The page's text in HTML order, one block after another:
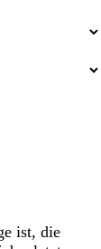
ist, die